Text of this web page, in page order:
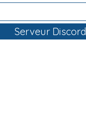
Serveur Discord